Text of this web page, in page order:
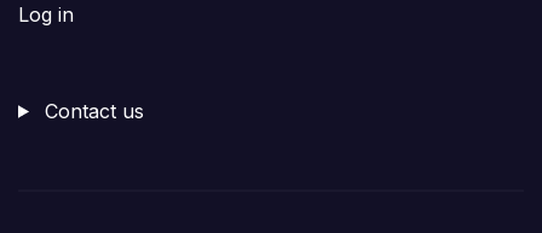
Log in
Contact us